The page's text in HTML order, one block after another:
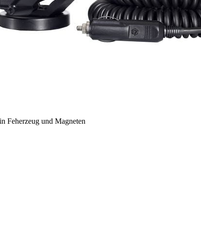
Feherzeug und Magneten
Wir verwenden Cookies, um Inhalte und Anzeigen zu
Traffic zu analysieren. Außerdem geben wir Informationen